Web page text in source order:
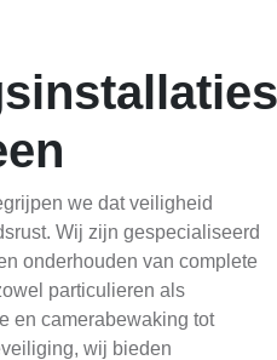
we dat veiligheid
Wij zijn gespecialiseerd
onderhouden van complete
particulieren als
en camerabewaking tot
wij bieden